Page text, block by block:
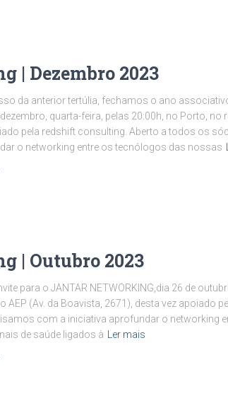
| Dezembro 2023
da anterior tertúlia, fechamos o ano
quarta-feira, pelas 20:00h, no Porto, no
pela redshift consulting. Aberto a todos os
o networking entre os tecnólogos das nossas
| Outubro 2023
para o JANTAR NETWORKING,dia 26 de
AEP (Av. da Boavista, 2671), desta vez apoiado
com a iniciativa aprofundar o networking
de saúde ligados à
Ler mais